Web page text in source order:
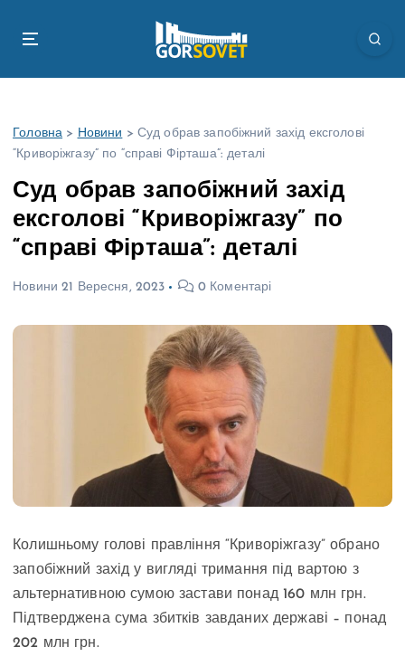
Головна > Новини > Суд обрав запобіжний захід ексголові
“Криворіжгазу” по “справі Фірташа”: деталі
Суд обрав запобіжний захід
ексголові “Криворіжгазу” по
“справі Фірташа”: деталі
Новини 21 Вересня, 2023 0 Коментарі
Колишньому голові правління “Криворіжгазу” обрано
запобіжний захід у вигляді тримання під вартою з
альтернативною сумою застави понад 160 млн грн.
Підтверджена сума збитків завданих державі – понад
202 млн грн.